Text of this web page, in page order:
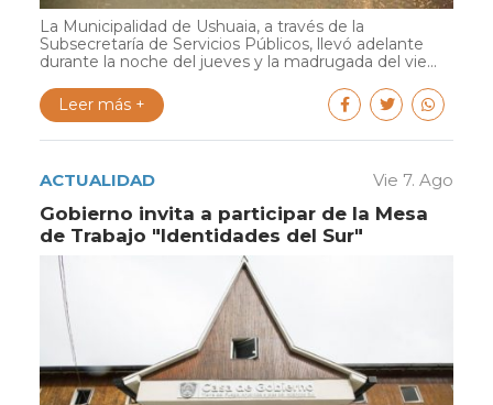
La Municipalidad de Ushuaia, a través de la
Subsecretaría de Servicios Públicos, llevó adelante
durante la noche del jueves y la madrugada del vie...
Leer más +
ACTUALIDAD Vie 7. Ago
Gobierno invita a participar de la Mesa
de Trabajo "Identidades del Sur"